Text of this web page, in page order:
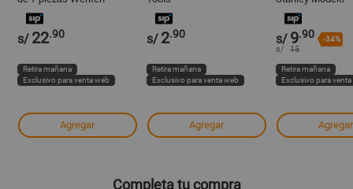
s/ 22.90
Retira mañana
Exclusivo para venta web
Agregar
s/ 2.90
Retira mañana
Exclusivo para venta web
Agregar
STMT66670840
Cromado
s/ 9.90 -34%
s/ 15
Retira mañana
Exclusivo para
Agregar
Completa tu compra